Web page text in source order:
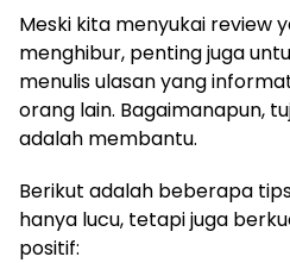
Meski kita menyukai review
menghibur, penting juga
menulis ulasan yang
orang lain. Bagaimanapun,
adalah membantu.
Berikut adalah beberapa
hanya lucu, tetapi juga
positif: